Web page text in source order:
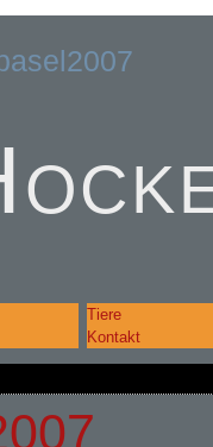
Tiere
Kontakt